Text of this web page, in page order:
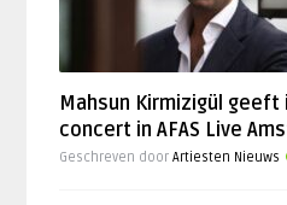
Mahsun Kirmizigül geeft
concert in AFAS Live
Geschreven doorArtiesten Nieuws